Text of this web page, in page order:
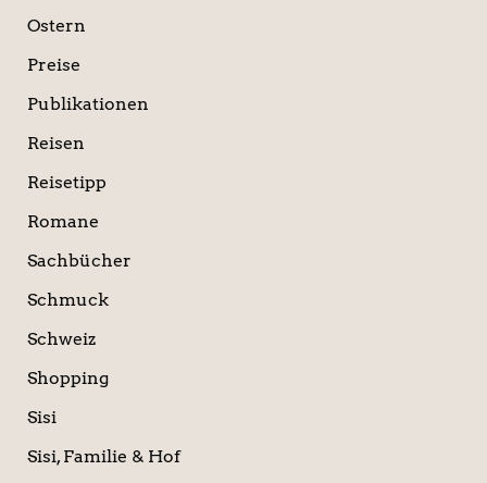
Ostern
Preise
Publikationen
Reisen
Reisetipp
Romane
Sachbücher
Schmuck
Schweiz
Shopping
Sisi
Sisi, Familie & Hof